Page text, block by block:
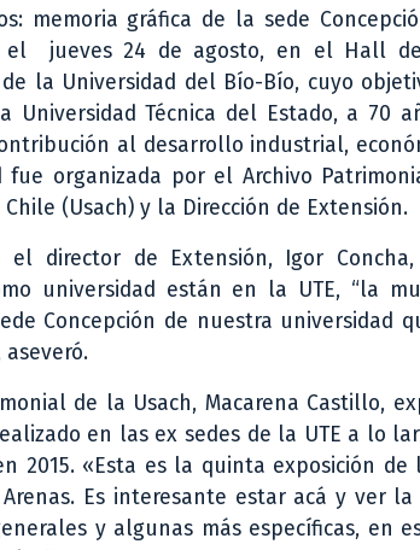
memoria gráfica de la sede
el jueves 24 de agosto, en el Hall
de la Universidad del Bío-Bío, cuyo
Universidad Técnica del Estado, a 70
al desarrollo industrial,
fue organizada por el Archivo
(Usach) y la Dirección de Extensión.
el director de Extensión, Igor
universidad están en la UTE, “la
Concepción de nuestra universidad
aseveró.
de la Usach, Macarena Castillo,
en las ex sedes de la UTE a lo
2015. «Esta es la quinta exposición de
Es interesante estar acá y ver
y algunas más específicas, en